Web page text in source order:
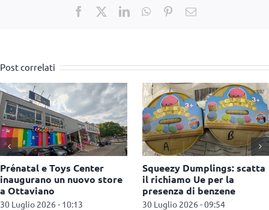
Facebook
X LinkedInWhatsApp
PinterestEmail
Post correlati
AliExpress: maxi multa da
550 milioni di euro per la
vendita di prodotti illegali
27 Luglio 2026 - 11:09
Kind + Jugend 2026, a
Colonia il settore baby
guarda al futuro
22 Luglio 2026 - 12:22